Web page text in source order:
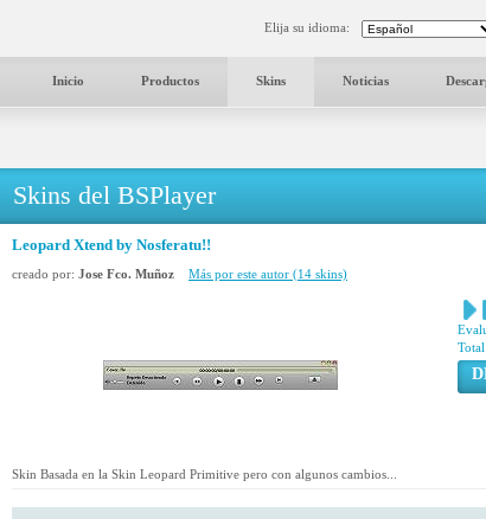
Elija su idioma:
Inicio Productos Skins Noticias
Skins del BSPlayer
Leopard Xtend by Nosferatu!!
creado por: Jose Fco. Muñoz Más por este autor (14 skins)
Skin Basada en la Skin Leopard Primitive pero con algunos cambios...